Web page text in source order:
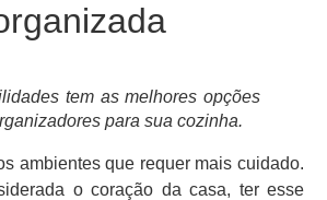
tem as melhores opções
para sua cozinha.
ambientes que requer mais cuidado.
o coração da casa, ter esse